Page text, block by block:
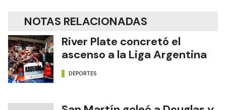
NOTAS RELACIONADAS
River Plate concretó el
ascenso a la Liga Argentina
DEPORTES